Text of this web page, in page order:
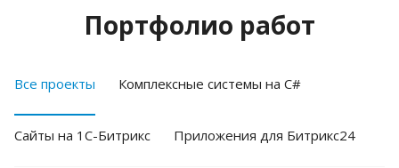
Портфолио работ
Все проекты Комплексные системы на C#
Cайты на 1С-Битрикс Приложения для Битрикс24